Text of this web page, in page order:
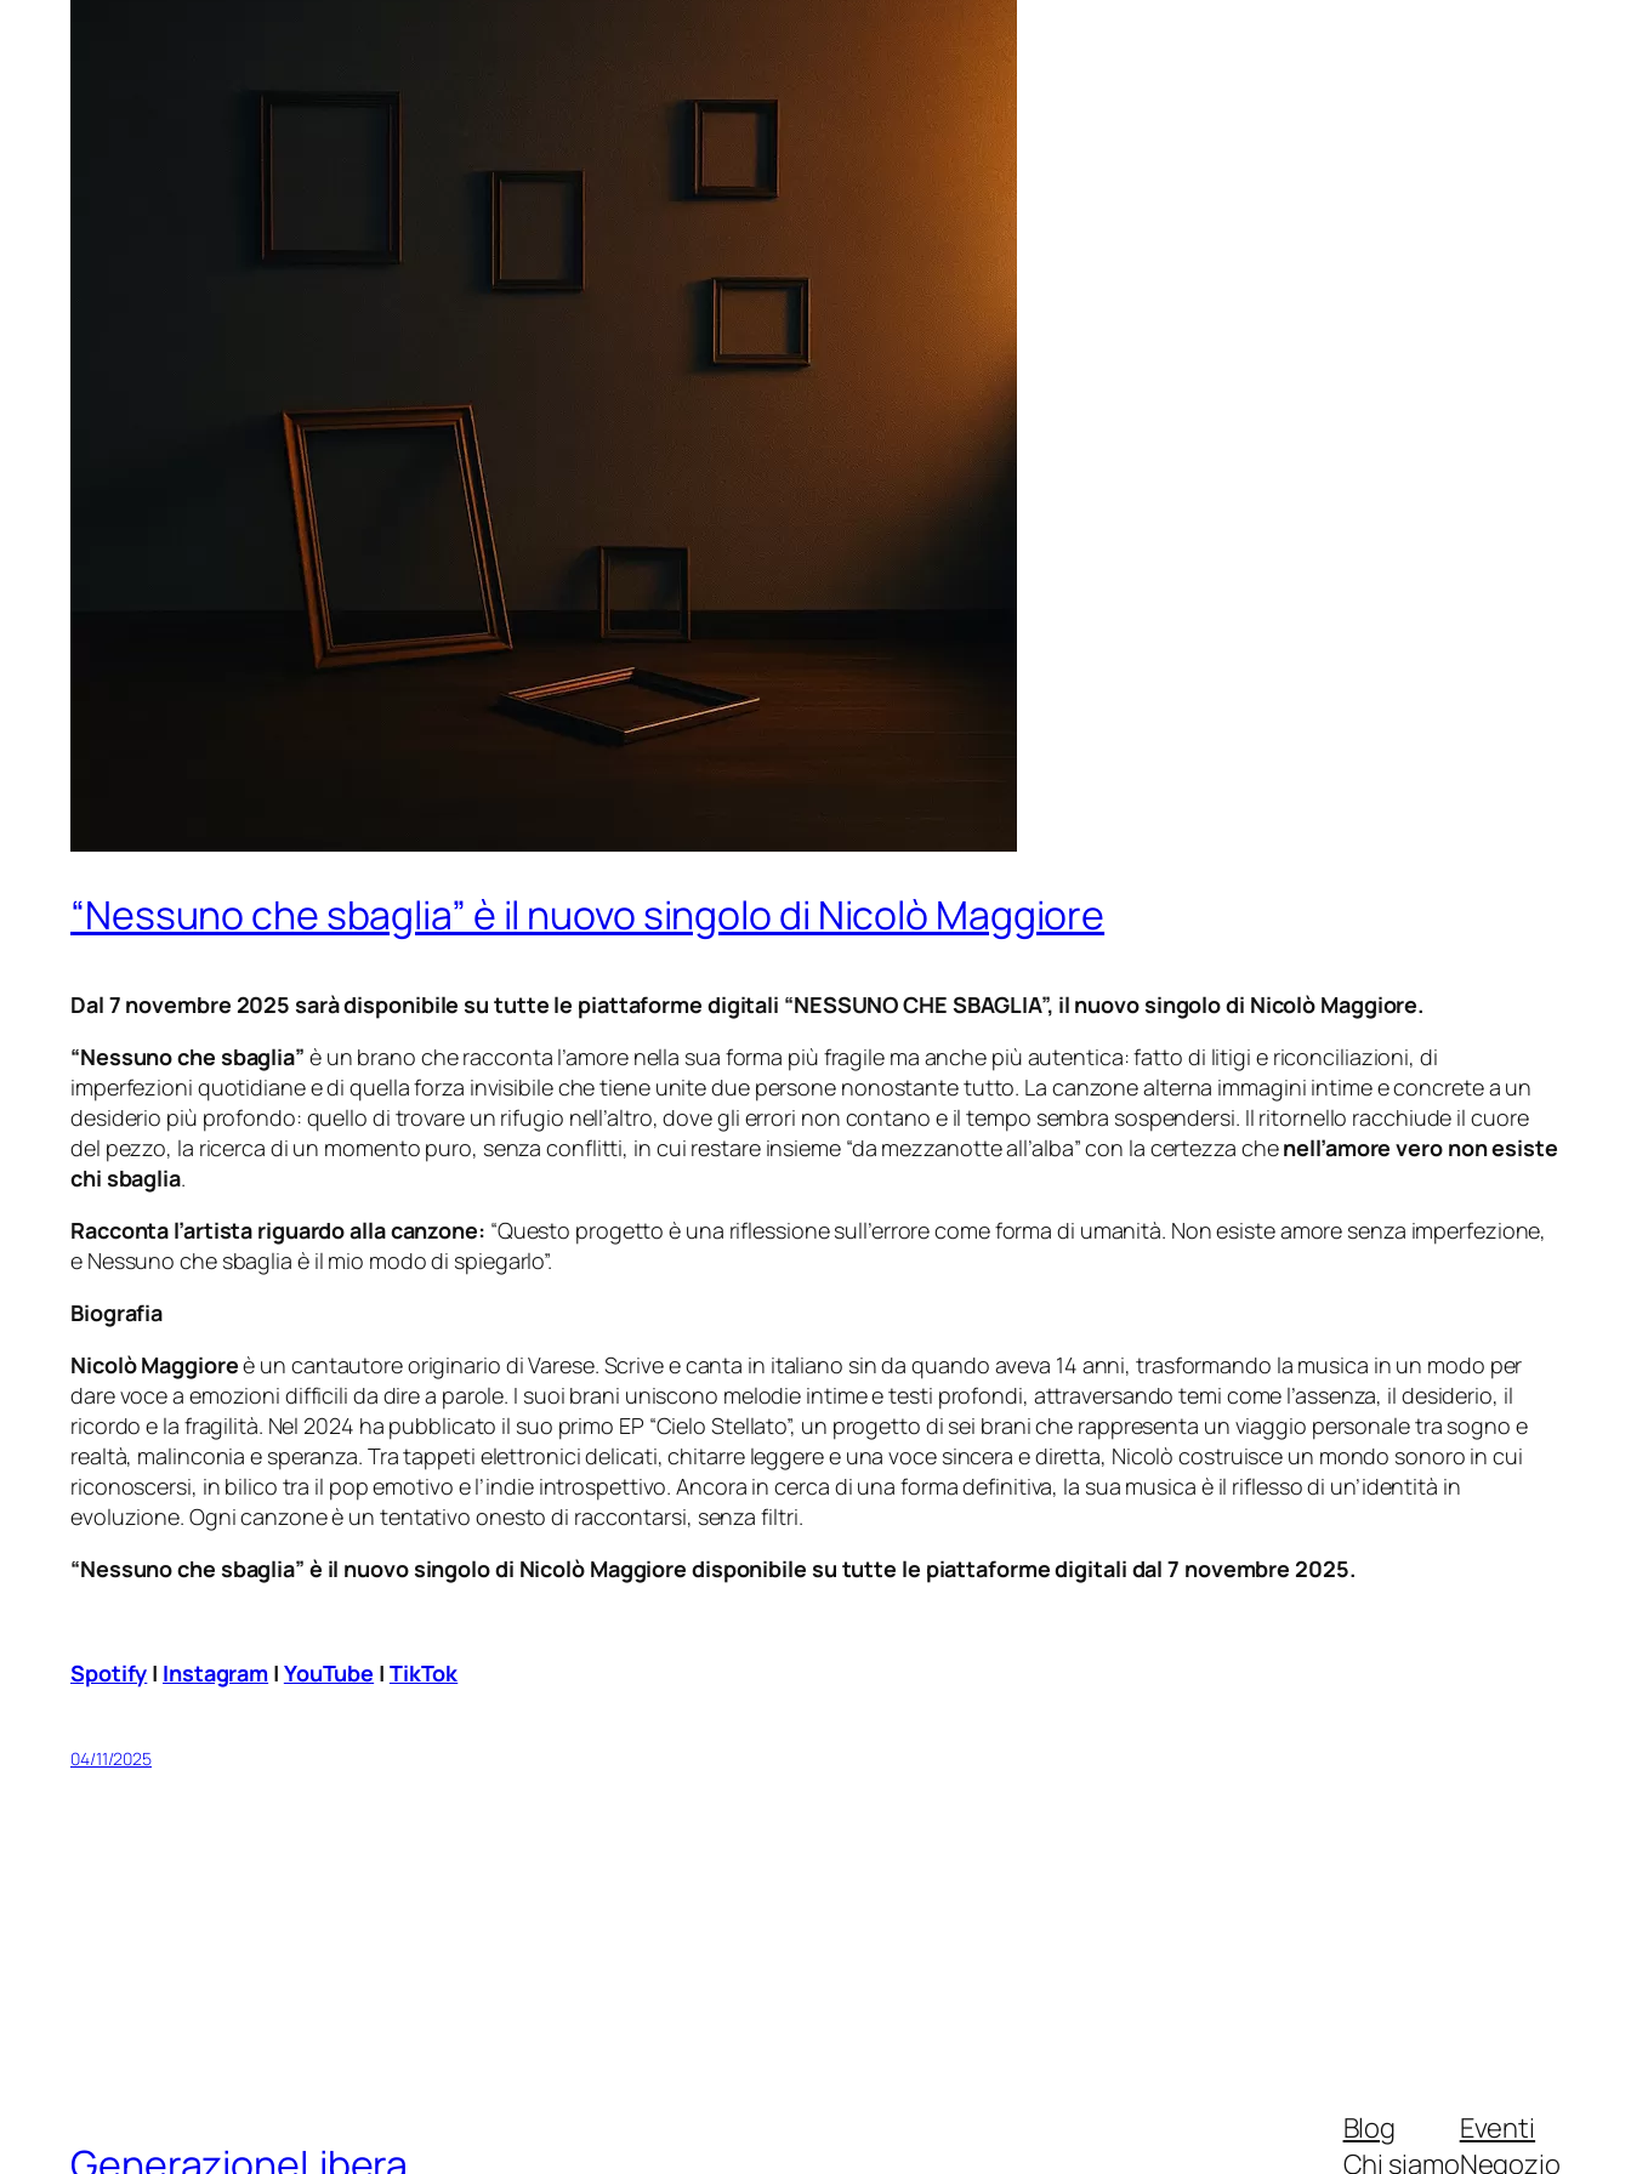
“Nessuno che sbaglia” è il nuovo singolo di Nicolò Maggiore
Dal 7 novembre 2025 sarà disponibile su tutte le piattaforme digitali “NESSUNO CHE SBAGLIA”, il nuovo singolo di Nicolò Maggiore.
“Nessuno che sbaglia” è un brano che racconta l’amore nella sua forma più fragile ma anche più autentica: fatto di litigi e riconciliazioni, di
imperfezioni quotidiane e di quella forza invisibile che tiene unite due persone nonostante tutto. La canzone alterna immagini intime e concrete a un
desiderio più profondo: quello di trovare un rifugio nell’altro, dove gli errori non contano e il tempo sembra sospendersi. Il ritornello racchiude il cuore
del pezzo, la ricerca di un momento puro, senza conflitti, in cui restare insieme “da mezzanotte all’alba” con la certezza chenell’amore vero non esiste
chi sbaglia.
Racconta l’artista riguardo alla canzone: “Questo progetto è una riflessione sull’errore come forma di umanità. Non esiste amore senza imperfezione,
e Nessuno che sbaglia è il mio modo di spiegarlo”.
Biografia
Nicolò Maggioreè un cantautore originario di Varese. Scrive e canta in italiano sin da quando aveva 14 anni, trasformando la musica in un modo per
dare voce a emozioni difficili da dire a parole. I suoi brani uniscono melodie intime e testi profondi, attraversando temi come l’assenza, il desiderio, il
ricordo e la fragilità. Nel 2024 ha pubblicato il suo primo EP “Cielo Stellato”, un progetto di sei brani che rappresenta un viaggio personale tra sogno e
realtà, malinconia e speranza. Tra tappeti elettronici delicati, chitarre leggere e una voce sincera e diretta, Nicolò costruisce un mondo sonoro in cui
riconoscersi, in bilico tra il pop emotivo e l’indie introspettivo. Ancora in cerca di una forma definitiva, la sua musica è il riflesso di un’identità in
evoluzione. Ogni canzone è un tentativo onesto di raccontarsi, senza filtri.
“Nessuno che sbaglia” è il nuovo singolo di Nicolò Maggiore disponibile su tutte le piattaforme digitali dal 7 novembre 2025.
Spotify | Instagram | YouTube | TikTok
04/11/2025
Blog
Chi siamo
Eventi
Negozio